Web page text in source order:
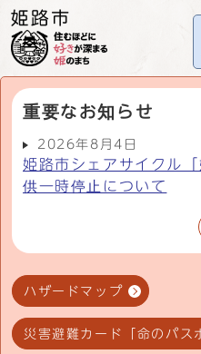
重要なお知らせ
2026年8月4日
姫路市シェアサイクル
供一時停止について
ハザードマップ
災害避難カード「命のパス